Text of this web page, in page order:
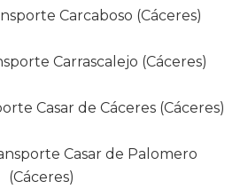
Carcaboso (Cáceres)
Carrascalejo (Cáceres)
Casar de Cáceres (Cáceres)
Casar de Palomero
(Cáceres)